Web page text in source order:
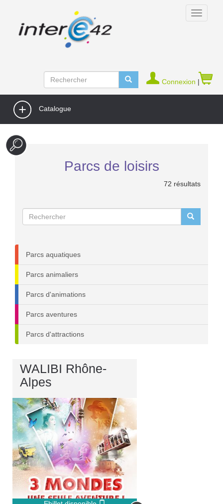
Connexion |
Catalogue
Parcs de loisirs
72 résultats
Parcs aquatiques
Parcs animaliers
Parcs d'animations
Parcs aventures
Parcs d'attractions
WALIBI Rhône-
Alpes